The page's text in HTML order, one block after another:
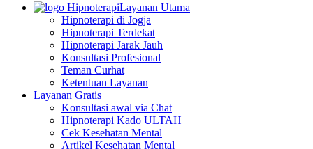
Layanan Utama
Hipnoterapi di Jogja
Hipnoterapi Terdekat
Hipnoterapi Jarak Jauh
Konsultasi Profesional
Teman Curhat
Ketentuan Layanan
Layanan Gratis
Konsultasi awal via Chat
Hipnoterapi Kado ULTAH
Cek Kesehatan Mental
Artikel Kesehatan Mental